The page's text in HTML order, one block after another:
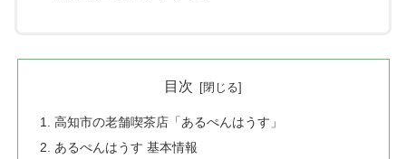
目次
高知市の老舗喫茶店「あるぺんはうす」
あるぺんはうす 基本情報